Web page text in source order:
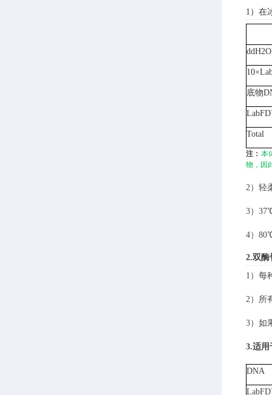
1）在
ddH2O
10×
底物
LabFD
Total
注： 本
物，因
2） 轻
3）
4）
2.双酶
1） 每
2） 所
3） 如
3.适用
DNA
LabFD